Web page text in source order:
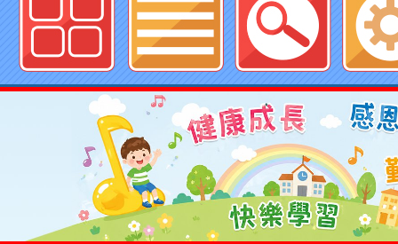
Neil hsu網站